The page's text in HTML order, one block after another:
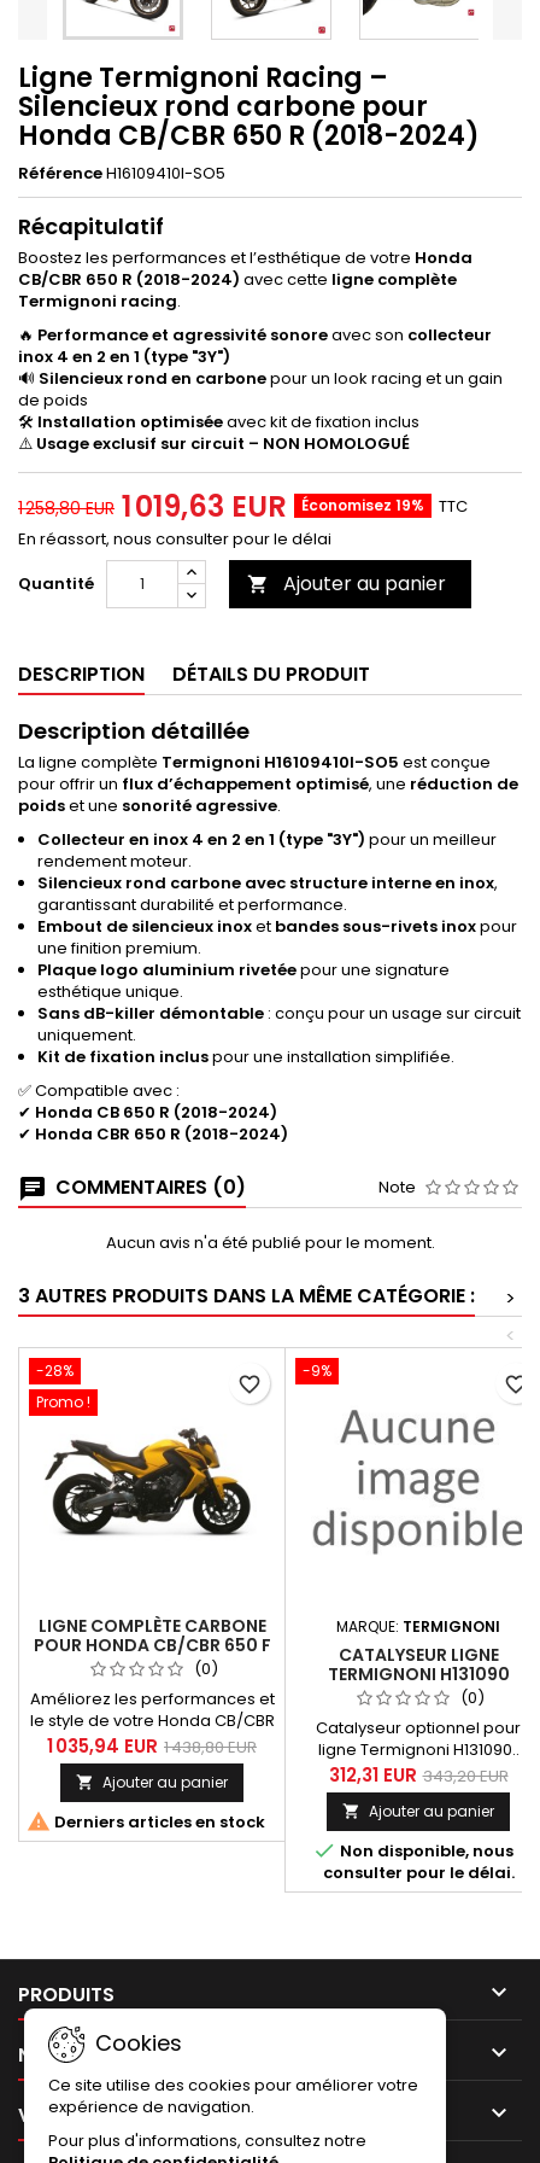
Ligne Termignoni Racing –
Silencieux rond carbone pour
Honda CB/CBR 650 R (2018-2024)
RéférenceH16109410I-SO5
Récapitulatif
Boostez les performances et l’esthétique de votre Honda
CB/CBR 650 R (2018-2024) avec cette ligne complète
Termignoni racing.
🔥 Performance et agressivité sonoreavec son collecteur
inox 4 en 2 en 1 (type "3Y")
🔊 Silencieux rond en carbonepour un look racing et un gain
de poids
🛠 Installation optimiséeavec kit de fixation inclus
⚠️ Usage exclusif sur circuit – NON HOMOLOGUÉ
1 258,80 EUR 1 019,63 EUR Économisez 19%
TTC
En réassort, nous consulter pour le délai
Quantité
 Ajouter au panier
DESCRIPTION DÉTAILS DU PRODUIT
Description détaillée
La ligne complète Termignoni H16109410I-SO5 est conçue
pour offrir un flux d’échappement optimisé, une réduction de
poidset une sonorité agressive.
Collecteur en inox 4 en 2 en 1 (type "3Y") pour un meilleur
rendement moteur.
Silencieux rond carbone avec structure interne en inox,
garantissant durabilité et performance.
Embout de silencieux inoxet bandes sous-rivets inoxpour
une finition premium.
Plaque logo aluminium rivetéepour une signature
esthétique unique.
Sans dB-killer démontable : conçu pour un usage sur circuit
uniquement.
Kit de fixation incluspour une installation simplifiée.
✅ Compatible avec :
✔ Honda CB 650 R (2018-2024)
✔ Honda CBR 650 R (2018-2024)
COMMENTAIRES (0) Note
Aucun avis n'a été publié pour le moment.
3 AUTRES PRODUITS DANS LA MÊME CATÉGORIE :
>
<
-28%
Promo !
LIGNE COMPLÈTE CARBONE
POUR HONDA CB/CBR 650 F
(2014-2025), PERFORMANCE
& HOMOLOGATION EURO4
(0)
Améliorez les performances et
le style de votre Honda CB/CBR
650 F (2014-2025) avec cette
ligne d’échappement en inox 4
en 1. Son silencieux tout
carbone (enveloppe et
embout de silencieux) offre un
Léger, robuste...
1 035,94 EUR 1 438,80 EUR
 Ajouter au panier
 Derniers articles en stock
favorite_border
-9%
MARQUE: TERMIGNONI
CATALYSEUR LIGNE
TERMIGNONI H131090
(0)
Catalyseur optionnel pour
ligne Termignoni H131090..
destinée aux Honda CB / CBR
650 modèles 2014 à 2018. Livré
avec notice d'installation et
certificat d'homologation
Européen.
312,31 EUR 343,20 EUR
 Ajouter au panier
 Non disponible, nous
consulter pour le délai.
favorite_border
PRODUITS 
NOTRE SOCIÉTÉ 
VOTRE COMPTE 
Cookies
Ce site utilise des cookies pour améliorer votre
expérience de navigation.
Pour plus d'informations, consultez notre